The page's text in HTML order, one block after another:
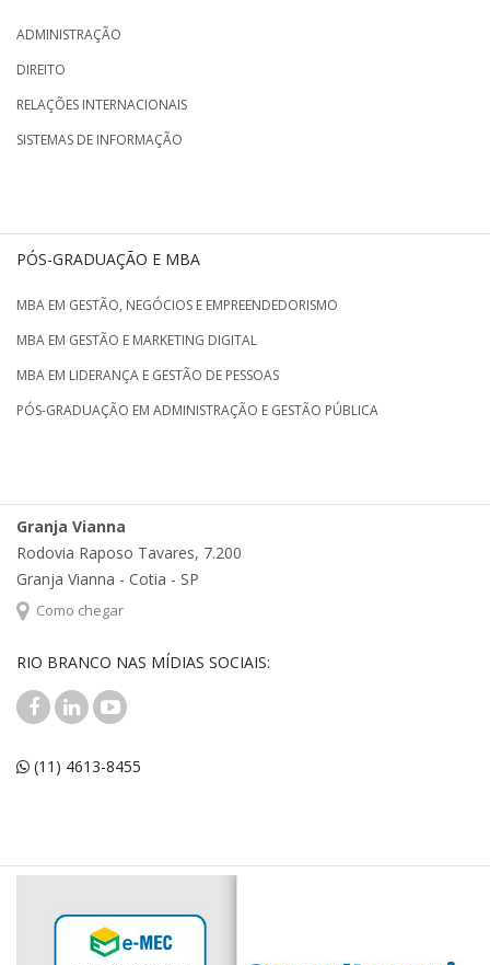
ADMINISTRAÇÃO
DIREITO
RELAÇÕES INTERNACIONAIS
SISTEMAS DE INFORMAÇÃO
PÓS-GRADUAÇÃO E MBA
MBA EM GESTÃO, NEGÓCIOS E EMPREENDEDORISMO
MBA EM GESTÃO E MARKETING DIGITAL
MBA EM LIDERANÇA E GESTÃO DE PESSOAS
PÓS-GRADUAÇÃO EM ADMINISTRAÇÃO E GESTÃO PÚBLICA
Granja Vianna
Rodovia Raposo Tavares, 7.200
Granja Vianna - Cotia - SP
Como chegar
RIO BRANCO NAS MÍDIAS SOCIAIS:
(11) 4613-8455